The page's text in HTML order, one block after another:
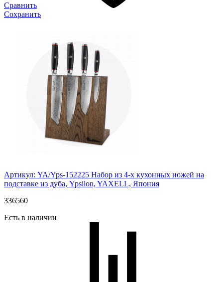
Сравнить
Сохранить
Артикул: YA/Yps-152225 Набор из 4-х кухонных ножей на
подставке из дуба, Ypsilon, YAXELL, Япония
336560
Есть в наличии